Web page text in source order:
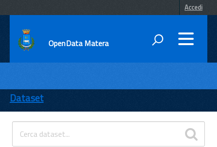
Accedi
OpenData Matera
ENTI
TEMI
INFORMAZIONI
Dataset